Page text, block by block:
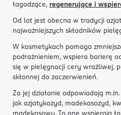
łagodzące, regenerujące i
Od lat jest obecna w tradycji
najważniejszych składników
W kosmetykach pomaga
podrażnieniem, wspiera barierę
się w pielęgnacji cery wrażliwej,
skłonnej do zaczerwienień.
Za jej działanie odpowiadają
jak azjatykozyd, madekasozyd,
madekasowy. To one wspierają